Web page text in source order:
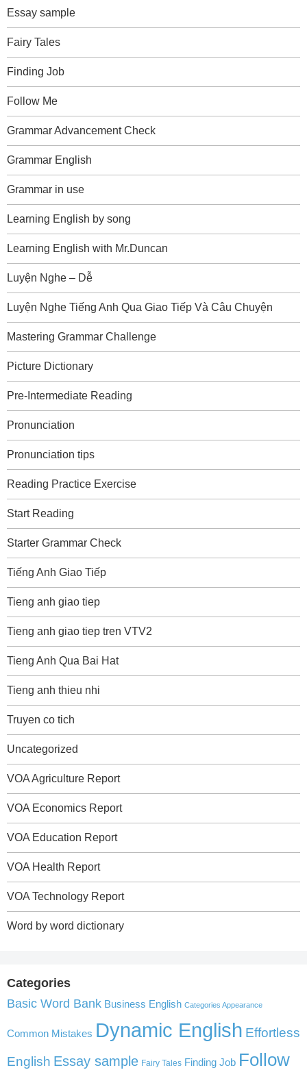
Essay sample
Fairy Tales
Finding Job
Follow Me
Grammar Advancement Check
Grammar English
Grammar in use
Learning English by song
Learning English with Mr.Duncan
Luyện Nghe – Dễ
Luyện Nghe Tiếng Anh Qua Giao Tiếp Và Câu Chuyện
Mastering Grammar Challenge
Picture Dictionary
Pre-Intermediate Reading
Pronunciation
Pronunciation tips
Reading Practice Exercise
Start Reading
Starter Grammar Check
Tiếng Anh Giao Tiếp
Tieng anh giao tiep
Tieng anh giao tiep tren VTV2
Tieng Anh Qua Bai Hat
Tieng anh thieu nhi
Truyen co tich
Uncategorized
VOA Agriculture Report
VOA Economics Report
VOA Education Report
VOA Health Report
VOA Technology Report
Word by word dictionary
Categories
Basic Word Bank Business English Categories Appearance
Common Mistakes Dynamic English Effortless
English Essay sample Fairy Tales Finding Job Follow